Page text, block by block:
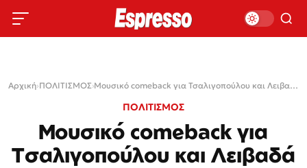
Αρχική›ΠΟΛΙΤΙΣΜΟΣ› Μουσικό comeback για Τσαλιγοπούλου και Λειβαδά
ΠΟΛΙΤΙΣΜΟΣ
Μουσικό comeback για
Τσαλιγοπούλου και Λειβαδά